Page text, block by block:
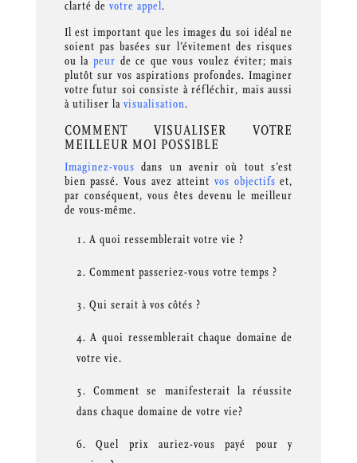
clarté de votre appel.
Il est important que les images du soi idéal ne
soient pas basées sur l’évitement des risques
ou la peur de ce que vous voulez éviter; mais
plutôt sur vos aspirations profondes. Imaginer
votre futur soi consiste à réfléchir, mais aussi
à utiliser la visualisation.
COMMENT VISUALISER VOTRE
MEILLEUR MOI POSSIBLE
Imaginez-vous dans un avenir où tout s’est
bien passé. Vous avez atteint vos objectifs et,
par conséquent, vous êtes devenu le meilleur
de vous-même.
A quoi ressemblerait votre vie ?
Comment passeriez-vous votre temps ?
Qui serait à vos côtés ?
A quoi ressemblerait chaque domaine de
votre vie.
Comment se manifesterait la réussite
dans chaque domaine de votre vie?
Quel prix auriez-vous payé pour y